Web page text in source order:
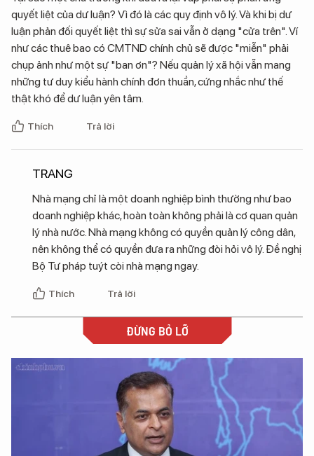
quyết liệt của dư luận? Vì đó là các quy định vô lý. Và khi bị dư
luận phản đối quyết liệt thì sự sửa sai vẫn ở dạng "cửa trên". Ví
như các thuê bao có CMTND chính chủ sẽ được "miễn" phải
chụp ảnh như một sự "ban ơn"? Nếu quản lý xã hội vẫn mang
những tư duy kiểu hành chính đơn thuần, cứng nhắc như thế
thật khó để dư luận yên tâm.
Thích Trả lời
TRANG
Nhà mạng chỉ là một doanh nghiệp bình thường như bao
doanh nghiệp khác, hoàn toàn không phải là cơ quan quản
lý nhà nước. Nhà mạng không có quyền quản lý công dân,
nên không thể có quyền đưa ra những đòi hỏi vô lý. Đề nghị
Bộ Tư pháp tuýt còi nhà mạng ngay.
Thích Trả lời
ĐỪNG BỎ LỠ